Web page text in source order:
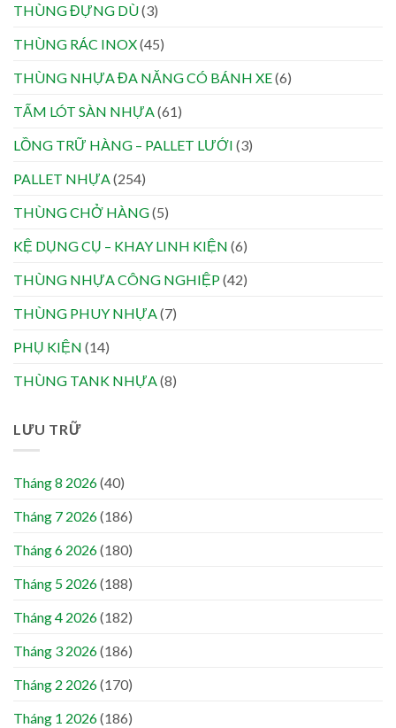
THÙNG ĐỰNG DÙ(3)
THÙNG RÁC INOX(45)
THÙNG NHỰA ĐA NĂNG CÓ BÁNH XE(6)
TẤM LÓT SÀN NHỰA(61)
LỒNG TRỮ HÀNG – PALLET LƯỚI (3)
PALLET NHỰA(254)
THÙNG CHỞ HÀNG(5)
KỆ DỤNG CỤ – KHAY LINH KIỆN (6)
THÙNG NHỰA CÔNG NGHIỆP(42)
THÙNG PHUY NHỰA(7)
PHỤ KIỆN (14)
THÙNG TANK NHỰA(8)
LƯU TRỮ
Tháng 8 2026(40)
Tháng 7 2026(186)
Tháng 6 2026(180)
Tháng 5 2026(188)
Tháng 4 2026(182)
Tháng 3 2026(186)
Tháng 2 2026(170)
Tháng 1 2026(186)